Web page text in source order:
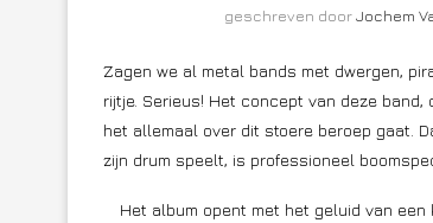
geschreven doorJochem
Zagen we al metal bands met dwergen,
rijtje. Serieus! Het concept van deze
het allemaal over dit stoere beroep gaat.
zijn drum speelt, is professioneel
Het album opent met het geluid van een